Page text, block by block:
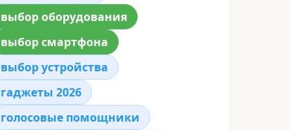
выбор оборудования
выбор смартфона
выбор устройства
гаджеты 2026
голосовые помощники